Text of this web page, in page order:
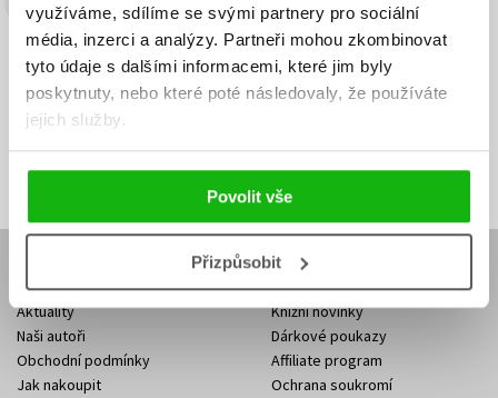
využíváme, sdílíme se svými partnery pro sociální
média, inzerci a analýzy. Partneři mohou zkombinovat
tyto údaje s dalšími informacemi, které jim byly
poskytnuty, nebo které poté následovaly, že používáte
jejich služby.
Povolit vše
Přizpůsobit
Budete to vědět jako první!
Zajímá Vás, jaký knižní hit právě vychází, na jaké zboží je výhodná
sleva, jaká běží soutěž o ceny? Přihlášením k odběru našich e-
mailových novineksouhlasíte se zpracováním osobních údajů.
mailová
adresa
mailová
adresa
Vaše e-mailová adresa Přihlásit se
Aktuality
Naši autoři
Obchodní podmínky
Jak nakoupit
Knižní novinky
Dárkové poukazy
Affiliate program
Ochrana soukromí